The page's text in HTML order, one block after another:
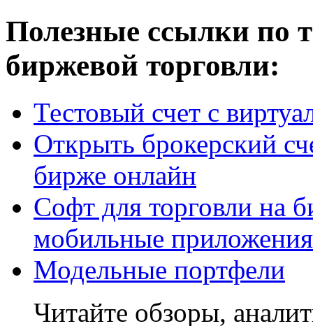
Полезные ссылки по
биржевой торговли:
Тестовый счет с
Открыть брокерский
бирже онлайн
Софт для торговли на
мобильные приложения
Модельные портфели
Читайте обзоры,